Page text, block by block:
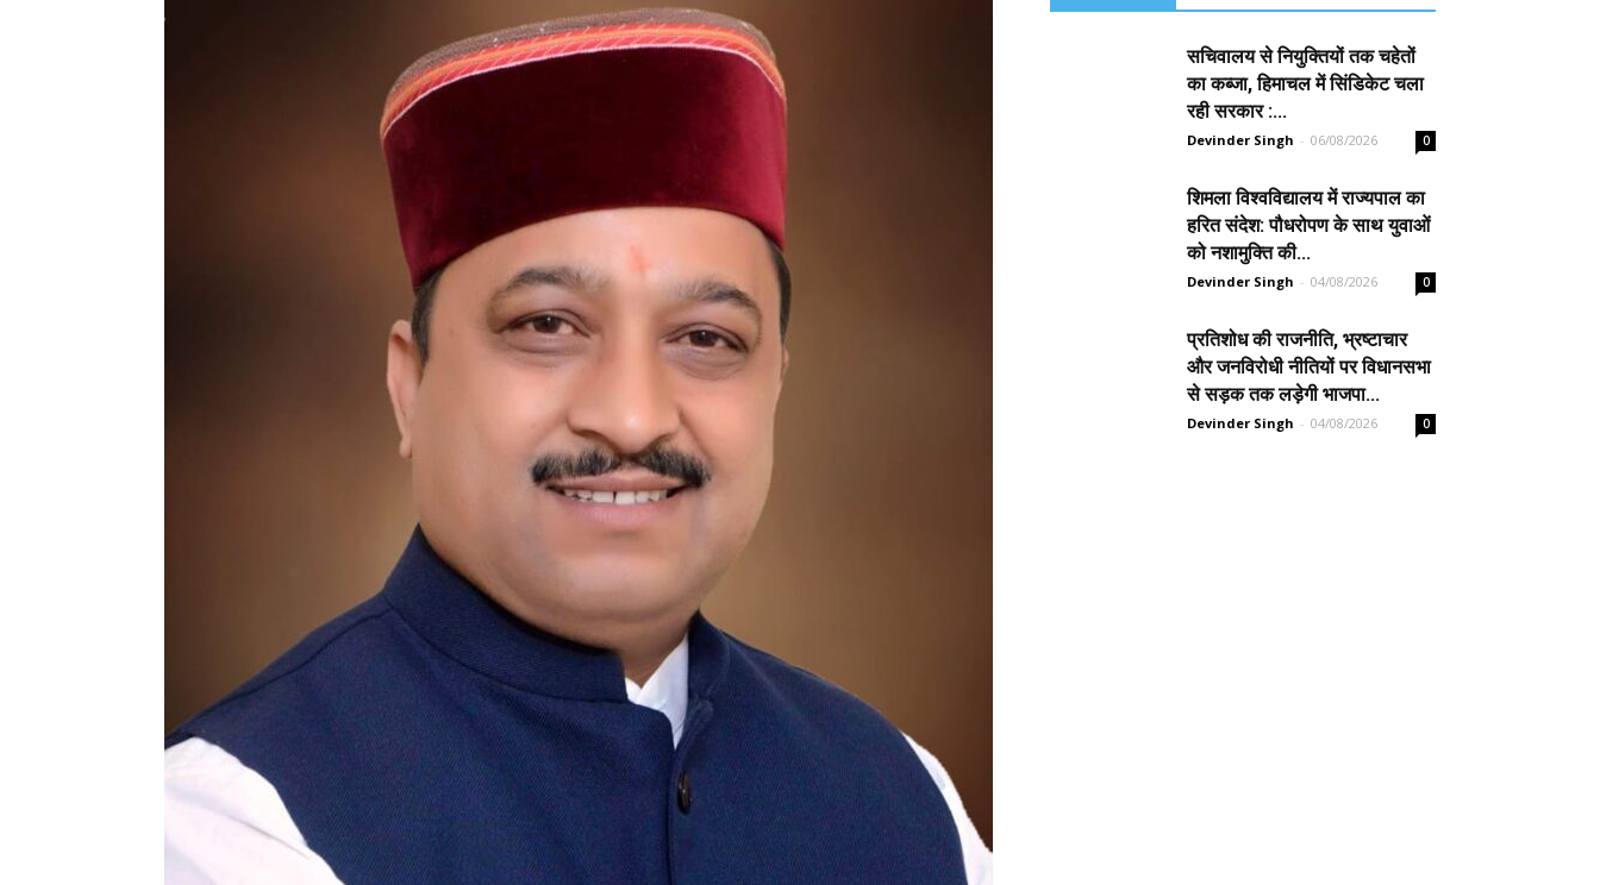
सचिवालय से नियुक्तियों तक चहेतों
का कब्जा, हिमाचल में सिंडिकेट चला
रही सरकार :...
Devinder Singh - 06/08/2026 0
शिमला विश्वविद्यालय में राज्यपाल का
हरित संदेश: पौधरोपण के साथ युवाओं
को नशामुक्ति की...
Devinder Singh - 04/08/2026 0
प्रतिशोध की राजनीति, भ्रष्टाचार
और जनविरोधी नीतियों पर विधानसभा
से सड़क तक लड़ेगी भाजपा...
Devinder Singh - 04/08/2026 0